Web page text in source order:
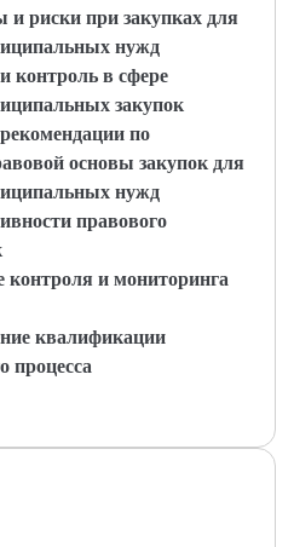
риски при закупках для
нужд
контроль в сфере
закупок
по
основы закупок для
нужд
правового
контроля и мониторинга
квалификации
процесса